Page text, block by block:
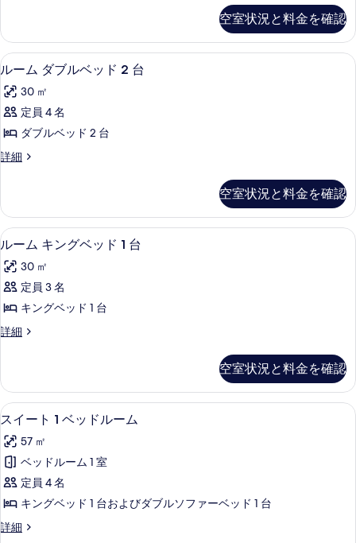
1
台
シ
テ
ィ
ビ
ュ
す
べ
て
の
写
真
を
示
す
る
ン
グ
ベ
ド
シ
テ
ィ
ー
詳
細
空室状況と料金を確認
ル
ー
ム
ダ
ブ
ル
ッ
ド
2
台
の
す
べ
写
真
を
表
示
す
る
エジプト綿のシーツ、高級寝具、羽
6
ルーム ダブルベッド 2 台
30 ㎡
定員 4 名
ダブルベッド 2 台
詳細
ル
ブ
ル
ベ
ド
2
の
詳
細
空室状況と料金を確認
ル
ー
ム
キ
ン
グ
ッ
ド
1
台
の
す
べ
て
エジプト綿のシーツ、高級寝具、羽
8
ルーム キングベッド 1 台
30 ㎡
定員 3 名
キングベッド 1 台
詳細
ル
ン
グ
ベ
ド
の
詳
空室状況と料金を確認
ス
イ
ー
ト
1
ベ
ッ
スイート 1 ベッドルーム | エジプト
18
スイート 1 ベッドルーム
57 ㎡
ベッドルーム 1 室
定員 4 名
キングベッド 1 台およびダブルソファーベッド 1 台
詳細
ス